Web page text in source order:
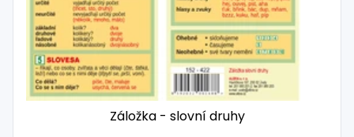
Záložka - slovní druhy